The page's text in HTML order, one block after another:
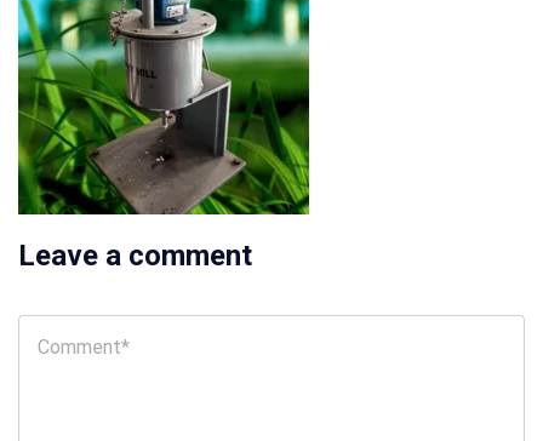
Leave a comment